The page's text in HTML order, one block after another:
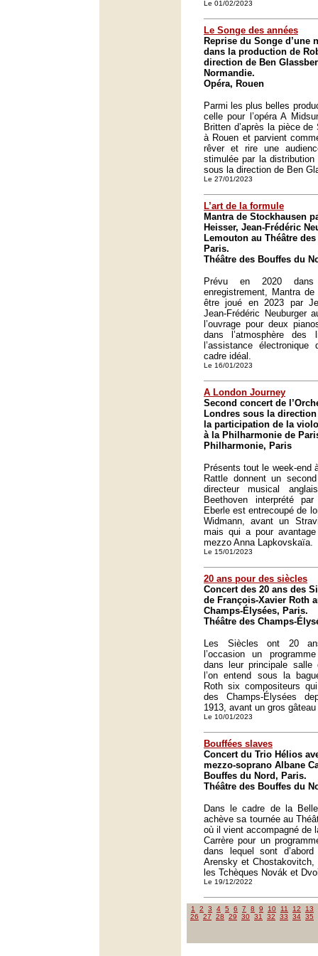
Le 01/02/2023
Le Songe des années
Reprise du Songe d’une
dans la production de
direction de Ben
Normandie.
Opéra, Rouen
Parmi les plus belles
celle pour l’opéra A
Britten d’après la pièce
à Rouen et parvient
rêver et rire une
stimulée par la
sous la direction de Ben
Le 27/01/2023
L’art de la formule
Mantra de Stockhausen
Heisser, Jean-Frédéric
Lemouton au Théâtre
Paris.
Théâtre des Bouffes du
Prévu en 2020
enregistrement, Mantra
être joué en 2023 par
Jean-Frédéric Neuburger
l’ouvrage pour deux
dans l’atmosphère
l’assistance
cadre idéal.
Le 16/01/2023
A London Journey
Second concert de
Londres sous la
la participation de la
à la Philharmonie de
Philharmonie, Paris
Présents tout le week-end
Rattle donnent un
directeur musical
Beethoven interprété
Eberle est entrecoupé de
Widmann, avant un
mais qui a pour
mezzo Anna Lapkovskaïa.
Le 15/01/2023
20 ans pour des siècles
Concert des 20 ans des
de François-Xavier Roth
Champs-Élysées, Paris.
Théâtre des Champs-
Les Siècles ont 20
l’occasion un
dans leur principale salle
l’on entend sous la
Roth six compositeurs
des Champs-Élysées
1913, avant un gros
Le 10/01/2023
Bouffées slaves
Concert du Trio Hélios
mezzo-soprano Albane
Bouffes du Nord, Paris.
Théâtre des Bouffes du
Dans le cadre de la
achève sa tournée au
où il vient accompagné de
Carrère pour un
dans lequel sont
Arensky et
les Tchèques Novák et
Le 19/12/2022
1 2 3 4 5 6 7 8 9 10 11 12
13
26
27 28 29 30 31 32 33 34 35